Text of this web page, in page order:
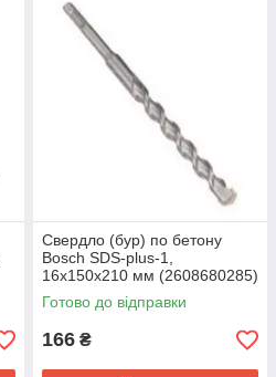
Свердло (бур) по бетону
Bosch SDS-plus-1,
16x150x210 мм (2608680285)
Готово до відправки
166 ₴